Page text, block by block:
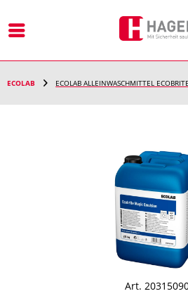
ECOLAB ECOLAB ALLEINWASCHMITTEL
Art.